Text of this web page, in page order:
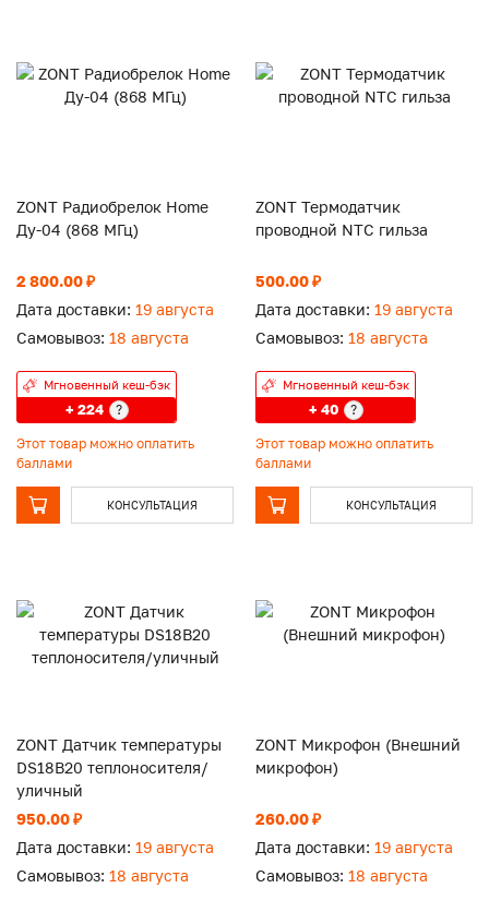
ZONT Радиобрелок Home
Ду-04 (868 МГц)
2 800.00 ₽
Дата доставки: 19 августа
Самовывоз: 18 августа
Мгновенный кеш-бэк
+ 224 ?
Этот товар можно оплатить
баллами
КОНСУЛЬТАЦИЯ
ZONT Термодатчик
проводной NTC гильза
500.00 ₽
Дата доставки: 19 августа
Самовывоз: 18 августа
Мгновенный кеш-бэк
+ 40 ?
Этот товар можно оплатить
баллами
КОНСУЛЬТАЦИЯ
ZONT Датчик температуры
DS18B20 теплоносителя/
уличный
950.00 ₽
Дата доставки: 19 августа
Самовывоз: 18 августа
ZONT Микрофон (Внешний
микрофон)
260.00 ₽
Дата доставки: 19 августа
Самовывоз: 18 августа